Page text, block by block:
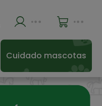
Cuidado mascotas